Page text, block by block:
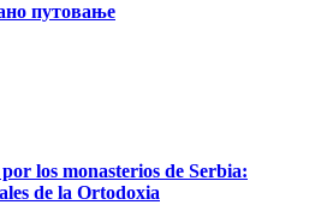
путовање
los monasterios de Serbia:
de la Ortodoxia